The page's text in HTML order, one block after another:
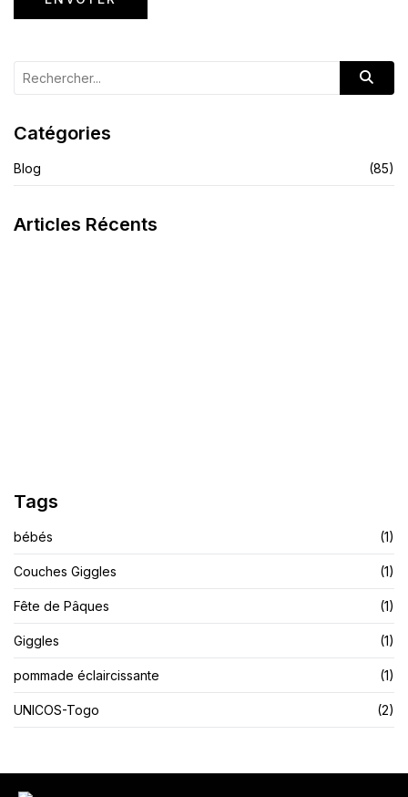
Catégories
Blog (85)
Articles Récents
Tags
bébés (1)
Couches Giggles (1)
Fête de Pâques (1)
Giggles (1)
pommade éclaircissante (1)
UNICOS-Togo (2)